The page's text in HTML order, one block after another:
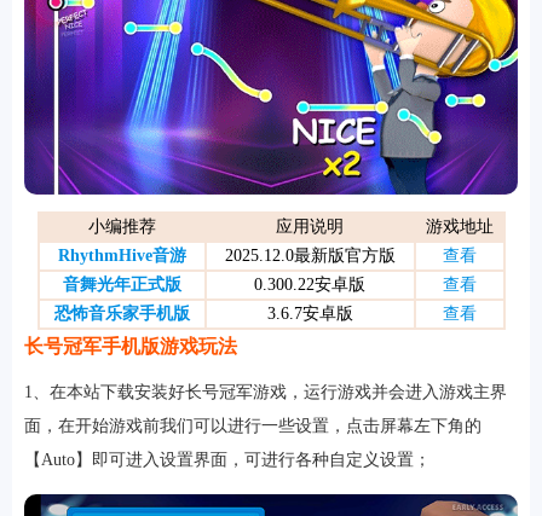
游戏
小编推荐 应用说明
游戏地址
RhythmHive音游
2025.12.0最新版官方版
查看
音舞光年正式版
0.300.22安卓版
查看
恐怖音乐家手机版
3.6.7安卓版 查看
长号冠军手机版游戏玩法
1、在本站下载安装好长号冠军游戏，运行游戏并会进入游戏主界
面，在开始游戏前我们可以进行一些设置，点击屏幕左下角的
【Auto】即可进入设置界面，可进行各种自定义设置；